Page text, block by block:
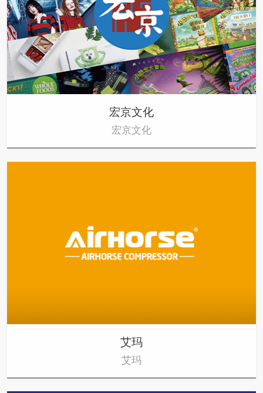
宏京文化
宏京文化
艾玛
艾玛